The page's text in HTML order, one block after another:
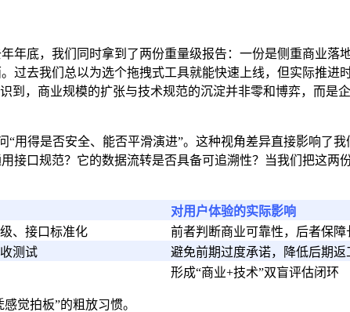
年底，我们同时拿到了两份重量级报告：一份是侧重商业落
过去我们总以为选个拖拽式工具就能快速上线，但实际推进
，商业规模的扩张与技术规范的沉淀并非零和博弈，而是
用得是否安全、能否平滑演进”。这种视角差异直接影响了
接口规范？它的数据流转是否具备可追溯性？当我们把这两
对用户体验的实际影响
、接口标准化
前者判断商业可靠性，后者保障
测试
避免前期过度承诺，降低后期返
形成“商业+技术”双盲评估闭环
觉拍板”的粗放习惯。